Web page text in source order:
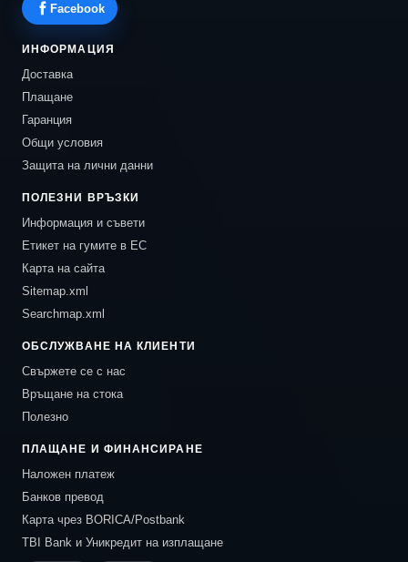
Facebook
ИНФОРМАЦИЯ
Доставка
Плащане
Гаранция
Общи условия
Защита на лични данни
ПОЛЕЗНИ ВРЪЗКИ
Информация и съвети
Етикет на гумите в ЕС
Карта на сайта
Sitemap.xml
Searchmap.xml
ОБСЛУЖВАНЕ НА КЛИЕНТИ
Свържете се с нас
Връщане на стока
Полезно
ПЛАЩАНЕ И ФИНАНСИРАНЕ
Наложен платеж
Банков превод
Карта чрез BORICA/Postbank
TBI Bank и Уникредит на изплащане